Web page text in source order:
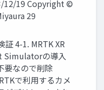
12/19 Copyright ©
29
証 4-1. MRTK XR
Simulatorの導入
要なので削除
で利用するカメ